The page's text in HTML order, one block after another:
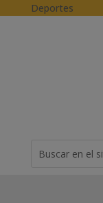
Skip to content
Deportes
for...